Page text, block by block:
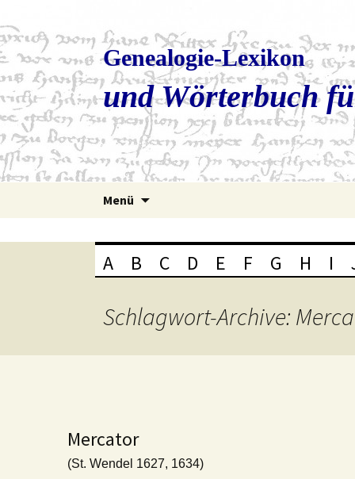
Genealogie-Lexikon
und Wörterbuch
Menü
A B C D E F G H I
Schlagwort-Archive:
Mercator
(St. Wendel 1627, 1634)